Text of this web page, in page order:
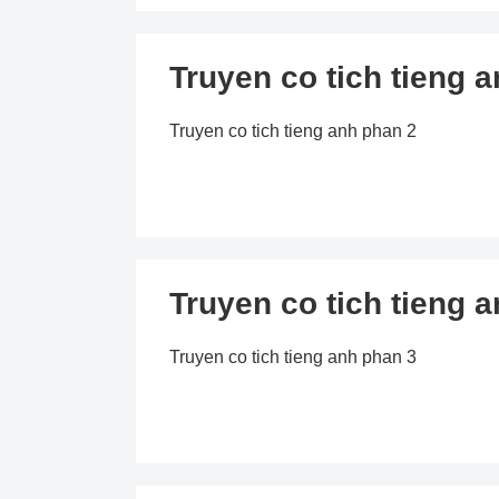
Truyen co tich tieng
Truyen co tich tieng anh phan 2
Truyen co tich tieng
Truyen co tich tieng anh phan 3